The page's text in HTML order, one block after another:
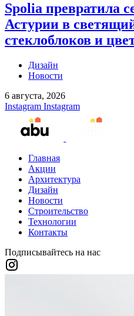
Spolia превратила
Астурии в
стеклоблоков и
Дизайн
Новости
6 августа, 2026
Instagram Instagram
Главная
Акции
Архитектура
Дизайн
Новости
Строительство
Технологии
Контакты
Подписывайтесь на нас